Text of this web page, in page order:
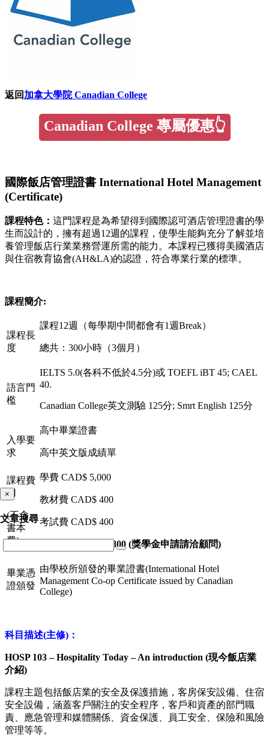
返回 加拿大學院 Canadian College
Canadian College 專屬優惠👆
國際飯店管理證書 International Hotel Management
(Certificate)
課程特色： 這門課程是為希望得到國際認可酒店管理證書的學
生而設計的，擁有超過12週的課程，使學生能夠充分了解並培
養管理飯店行業業務營運所需的能力。本課程已獲得美國酒店
與住宿教育協會(AH&LA)的認證，符合專業行業的標準。
課程簡介:
課程長
度
課程12週（每學期中間都會有1週Break）
總共：300小時（3個月）
語言門
檻
IELTS 5.0(各科不低於4.5分)或 TOEFL iBT 45; CAEL
40.
Canadian College英文測驗 125分; Smrt English 125分
入學要
求
高中畢業證書
高中英文版成績單
課程費
用
(不含
書本
費)
學費 CAD$ 5,000
教材費 CAD$ 400
考試費 CAD$ 400
費用– CAD $5,800 (獎學金申請請洽顧問)
畢業憑
證頒發
由學校所頒發的畢業證書(International Hotel
Management Co-op Certificate issued by Canadian
College)
科目描述(主修)：
HOSP 103 – Hospitality Today – An introduction (現今飯店業
介紹)
課程主題包括飯店業的安全及保護措施，客房保安設備、住宿
安全設備，涵蓋客戶關注的安全程序，客戶和資產的部門職
責、應急管理和媒體關係、資金保護、員工安全、保險和風險
管理等等。
×
文章搜尋